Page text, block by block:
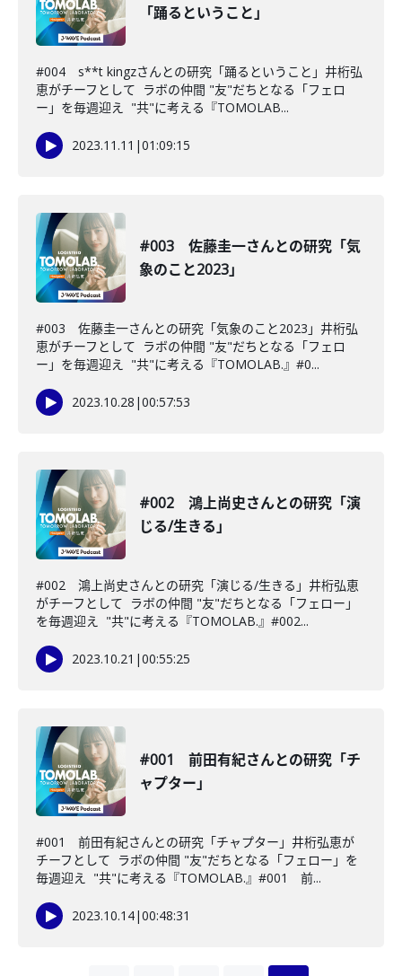
「踊るということ」
#004 s**t kingzさんとの研究「踊るということ」井桁弘
恵がチーフとして ラボの仲間 "友"だちとなる「フェロ
ー」を毎週迎え "共"に考える『TOMOLAB...
2023.11.11 |01:09:15
#003 佐藤圭一さんとの研究「気
象のこと2023」
#003 佐藤圭一さんとの研究「気象のこと2023」井桁弘
恵がチーフとして ラボの仲間 "友"だちとなる「フェロ
ー」を毎週迎え "共"に考える『TOMOLAB.』#0...
2023.10.28 |00:57:53
#002 鴻上尚史さんとの研究「演
じる/生きる」
#002 鴻上尚史さんとの研究「演じる/生きる」井桁弘恵
がチーフとして ラボの仲間 "友"だちとなる「フェロー」
を毎週迎え "共"に考える『TOMOLAB.』#002...
2023.10.21 |00:55:25
#001 前田有紀さんとの研究「チ
ャプター」
#001 前田有紀さんとの研究「チャプター」井桁弘恵が
チーフとして ラボの仲間 "友"だちとなる「フェロー」を
毎週迎え "共"に考える『TOMOLAB.』#001 前...
2023.10.14|00:48:31